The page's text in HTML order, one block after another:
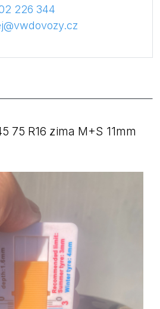
226 344
75 R16 zima M+S 11mm